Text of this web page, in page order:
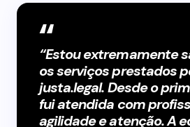
“Estou extremamente
os serviços prestados
justa.legal. Desde o
fui atendida com
agilidade e atenção. A